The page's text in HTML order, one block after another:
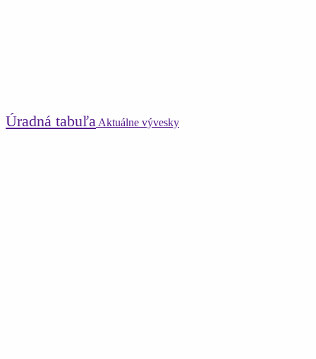
Úradná tabuľa Aktuálne vývesky